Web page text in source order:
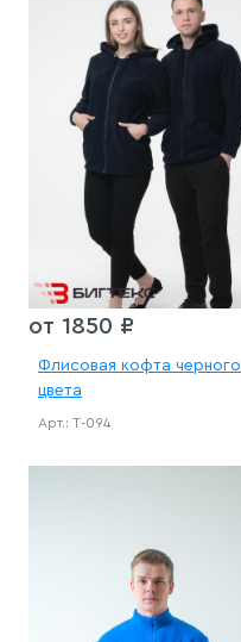
от 1850 ₽
Флисовая кофта черного
цвета
Арт.: Т-094